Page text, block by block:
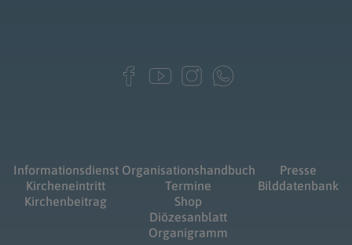
Informationsdienst
Kircheneintritt
Kirchenbeitrag
Organisationshandbuch
Termine
Shop
Diözesanblatt
Organigramm
Presse
Bilddatenbank